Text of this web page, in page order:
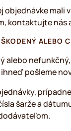
objednávke
kontaktujte nás
ALEBO
alebo
pošleme
šarže a